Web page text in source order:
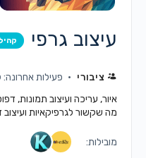
עיצוב גרפי
ציבורי
פעילות אחרונה: לפני 2
איור, עריכה ועיצוב תמונות,
מה שקשור לגרפיקאיות ועיצוב
מובילות: